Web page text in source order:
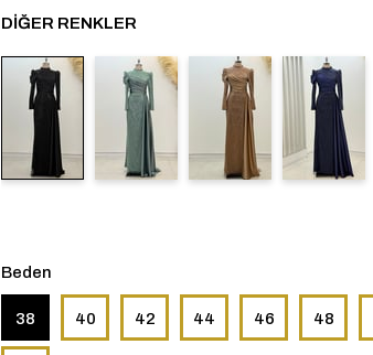
DIĞER RENKLER
Beden
38 40 42 44 46 48